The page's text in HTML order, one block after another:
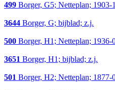
499 Borger, G5; Netteplan; 1903-
3644 Borger, G; bijblad; z.j.
500 Borger, H1; Netteplan; 1936-
3651 Borger, H1; bijblad; z.j.
501 Borger, H2; Netteplan; 1877-